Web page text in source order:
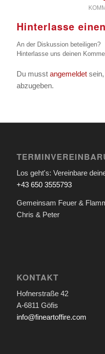
Hinterlasse
An der Diskussion beteiligen?
Hinterlasse uns deinen
Du musst angemeldetsein,
abzugeben.
Los geht's: Vereinbare
+43 650 3555793
Gemeinsam Feuer &
Chris & Peter
KONTAKT
Hofnerstraße 42
A-6811 Göfis
info@fineartoffire.com